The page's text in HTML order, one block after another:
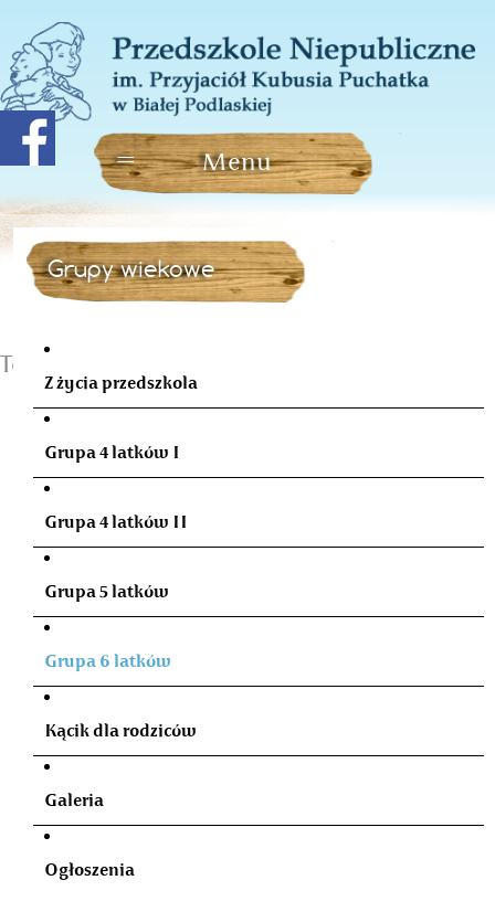
Grupy wiekowe
Teraz dzieci mają głos
Z życia przedszkola
Grupa 4 latków I
Grupa 4 latków II
Grupa 5 latków
Grupa 6 latków
Kącik dla rodziców
Galeria
Ogłoszenia